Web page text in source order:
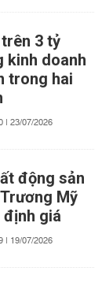
3 tỷ
kinh doanh
trong hai
| 23/07/2026
động sản
Mỹ
giá
| 19/07/2026